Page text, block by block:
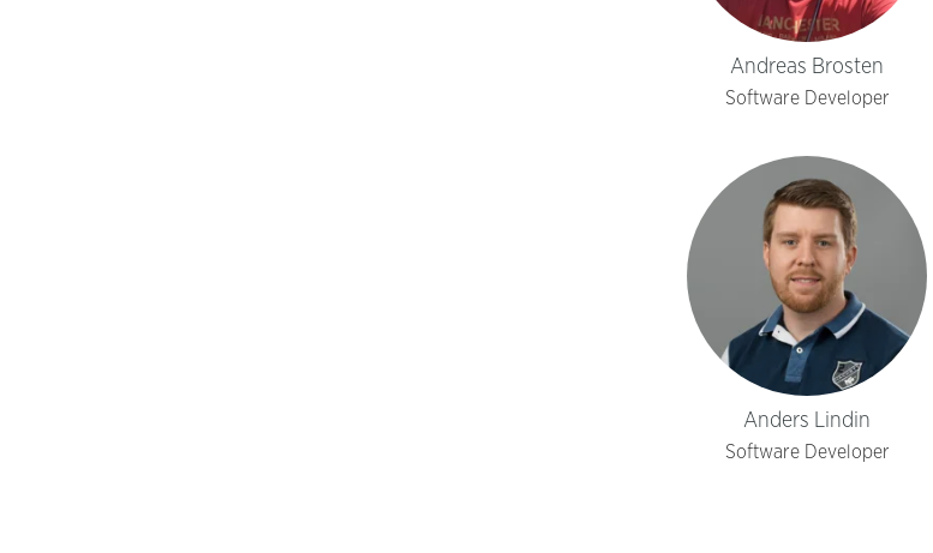
Andreas Brosten
Software Developer
Anders Lindin
Software Developer